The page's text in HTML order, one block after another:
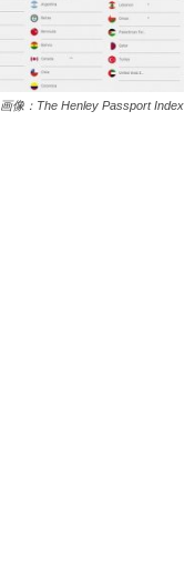
画像：The Henley Passport Index